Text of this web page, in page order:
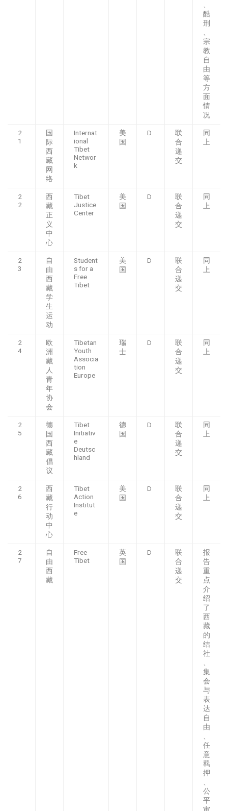
酷
刑
宗
教
自
由
等
方
面
情
况
2
1
国
际
西
藏
网
络
Internat
ional
Tibet
Networ
k
美
国
D
联
合
递
交
同
上
2
2
西
藏
正
义
中
心
Tibet
Justice
Center
美
国
D
联
合
递
交
同
上
2
3
自
由
西
藏
学
生
运
动
Student
s for a
Free
Tibet
美
国
D
联
合
递
交
同
上
2
4
欧
洲
藏
人
青
年
协
会
Tibetan
Youth
Associa
tion
Europe
瑞
士
D
联
合
递
交
同
上
2
5
德
国
西
藏
倡
议
Tibet
Initiativ
e
Deutsc
hland
德
国
D
联
合
递
交
同
上
2
6
西
藏
行
动
中
心
Tibet
Action
Institut
e
美
国
D
联
合
递
交
同
上
2
7
自
由
西
藏
Free
Tibet
英
国
D
联
合
递
交
报
告
重
点
介
绍
了
西
藏
的
结
社
集
会
与
表
达
自
由
任
意
羁
押
公
平
审